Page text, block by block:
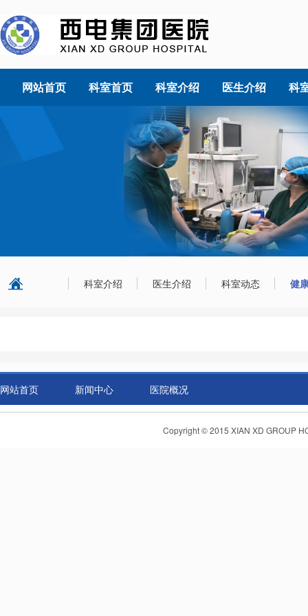
网站首页 科室首页 科室介绍 医生介绍 科
科室介绍 医生介绍 科室动态 健
网站首页 新闻中心 医院概况
Copyright © 2015 XIAN XD GROUP